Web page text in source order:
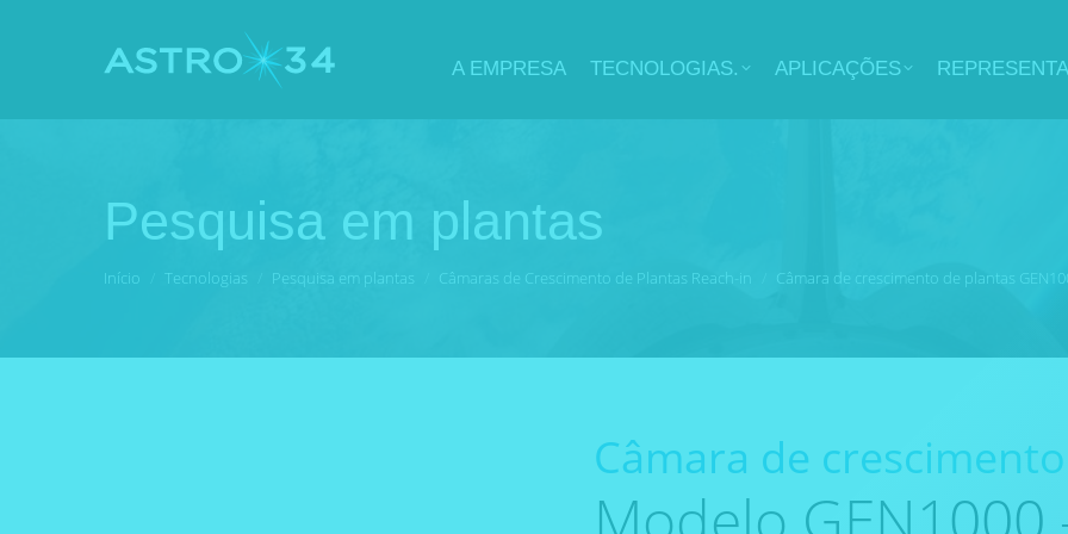
A EMPRESA TECNOLOGIAS. APLICAÇÕES
Pesquisa em plantas
Você está aqui:
Início Tecnologias Pesquisa em plantas Câmaras de Crescimento de Plantas Reach-in Câmara de crescimento de plantas
Câmara de